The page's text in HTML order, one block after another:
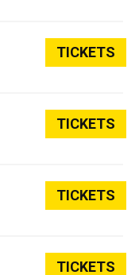
TICKETS
TICKETS
TICKETS
TICKETS